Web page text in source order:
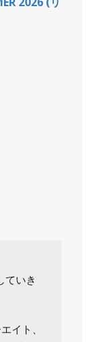
ていき
イト、